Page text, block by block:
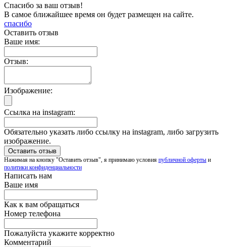
Спасибо за ваш отзыв!
В самое ближайшее время он будет размещен на сайте.
спасибо
Оставить отзыв
Ваше имя:
Отзыв:
Изображение:
Ссылка на instagram:
Обязательно указать либо ссылку на instagram, либо загрузить
изображение.
Нажимая на кнопку "Оставить отзыв", я принимаю условия публичной оферты и
политики конфиденциальности
Написать нам
Ваше имя
Как к вам обращаться
Номер телефона
Пожалуйста укажите корректно
Комментарий